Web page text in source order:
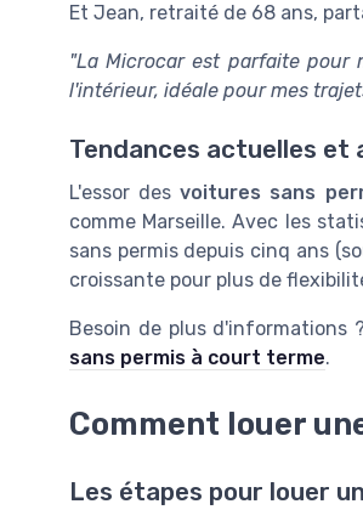
Et Jean, retraité de 68 ans,
"La Microcar est parfaite pour
l'intérieur, idéale pour mes
Tendances actuelles et
L'essor desvoitures sans
comme Marseille. Avec les
sans permis depuis cinq ans
croissante pour plus de
Besoin de plus d'informations
sans permis à court terme.
Comment louer
Les étapes pour louer